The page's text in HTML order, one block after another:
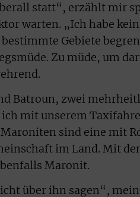
statt“, erzählt mir
warten. „Ich habe
Gebiete
Zu müde, um
Batroun, zwei
mit unserem
sind eine mit
im Land. Mit
Maronit.
über ihn sagen“,